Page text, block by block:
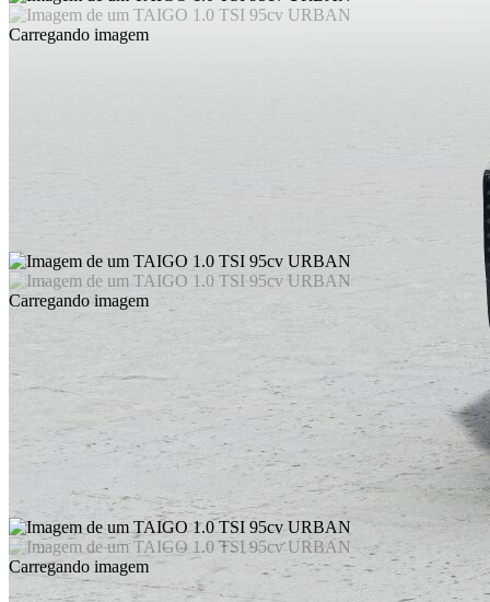
Carregando imagem
Carregando imagem
Carregando imagem